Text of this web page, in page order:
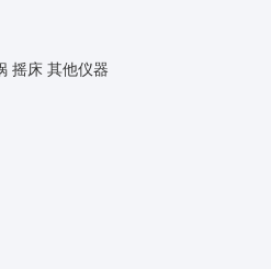
摇床 其他仪器